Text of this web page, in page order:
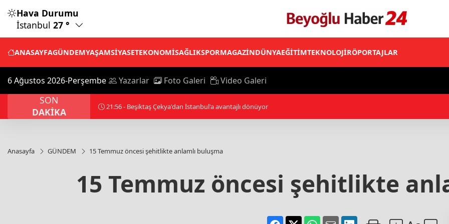
Hava Durumu
İstanbul 27 °
ANASAYFAGÜNDEMYAŞAMSİYASETEKONOMİSAĞLIKSPORMAGAZİNDÜNYAEĞİTİMTEKNOLOJİRÖPORTAJLAR
6 Ağustos 2026-Perşembe Yazarlar Foto Galeri Video Galeri
SON
DAKİKA
21:56 - Beşiktaş tek golle kazandı
Anasayfa GÜNDEM 15 Temmuz öncesi şehitlikte anlamlı buluşma
15 Temmuz öncesi şehitlikte